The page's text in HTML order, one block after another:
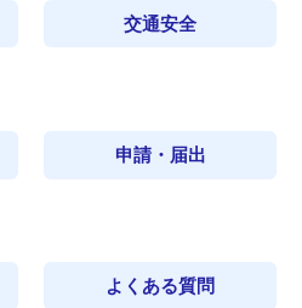
交通安全
申請・届出
よくある質問